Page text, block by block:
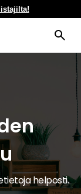
helposti.